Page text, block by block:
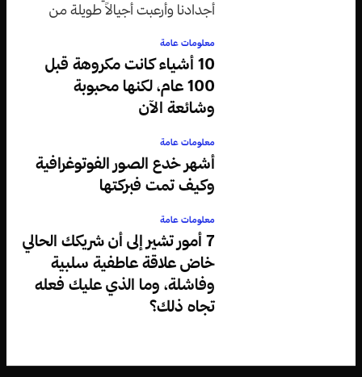
أجدادنا وأرعبت أجيالاً طويلة من
معلومات عامة
10 أشياء كانت مكروهة قبل
100 عام، لكنها محبوبة
وشائعة الآن
معلومات عامة
أشهر خدع الصور الفوتوغرافية
وكيف تمت فبركتها
معلومات عامة
7 أمور تشير إلى أن شريكك الحالي
خاض علاقة عاطفية سلبية
وفاشلة، وما الذي عليك فعله
تجاه ذلك؟